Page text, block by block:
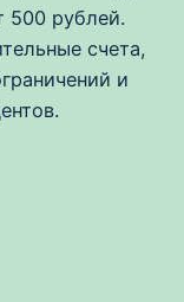
500 рублей.
счета,
и